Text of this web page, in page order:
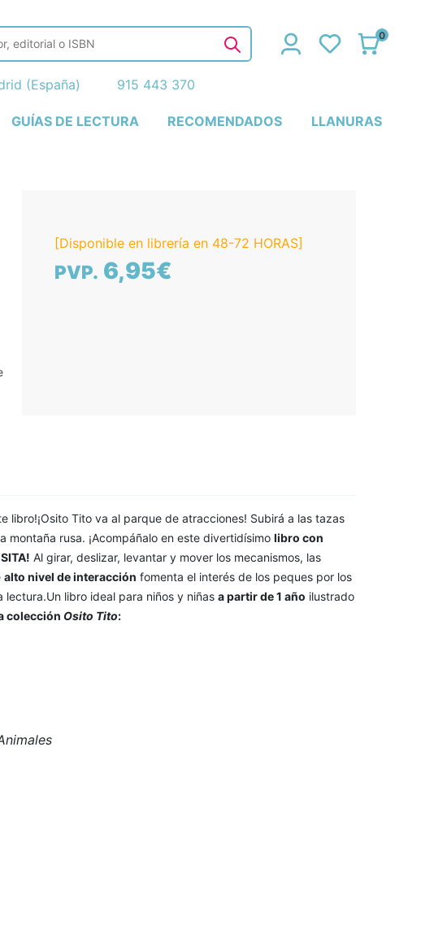
GUÍAS DE LECTURA RECOMENDADOS LLANURAS
0
(España) 915 443 370
[Disponible en librería en 48-72 HORAS]
PVP. 6,95€
libro!¡Osito Tito va al parque de atracciones! Subirá a las tazas
rusa. ¡Acompáñalo en este divertidísimo libro con
Al girar, deslizar, levantar y mover los mecanismos, las
alto nivel de interacción fomenta el interés de los peques por los
libro ideal para niños y niñas a partir de 1 año ilustrado
colección Osito Tito: